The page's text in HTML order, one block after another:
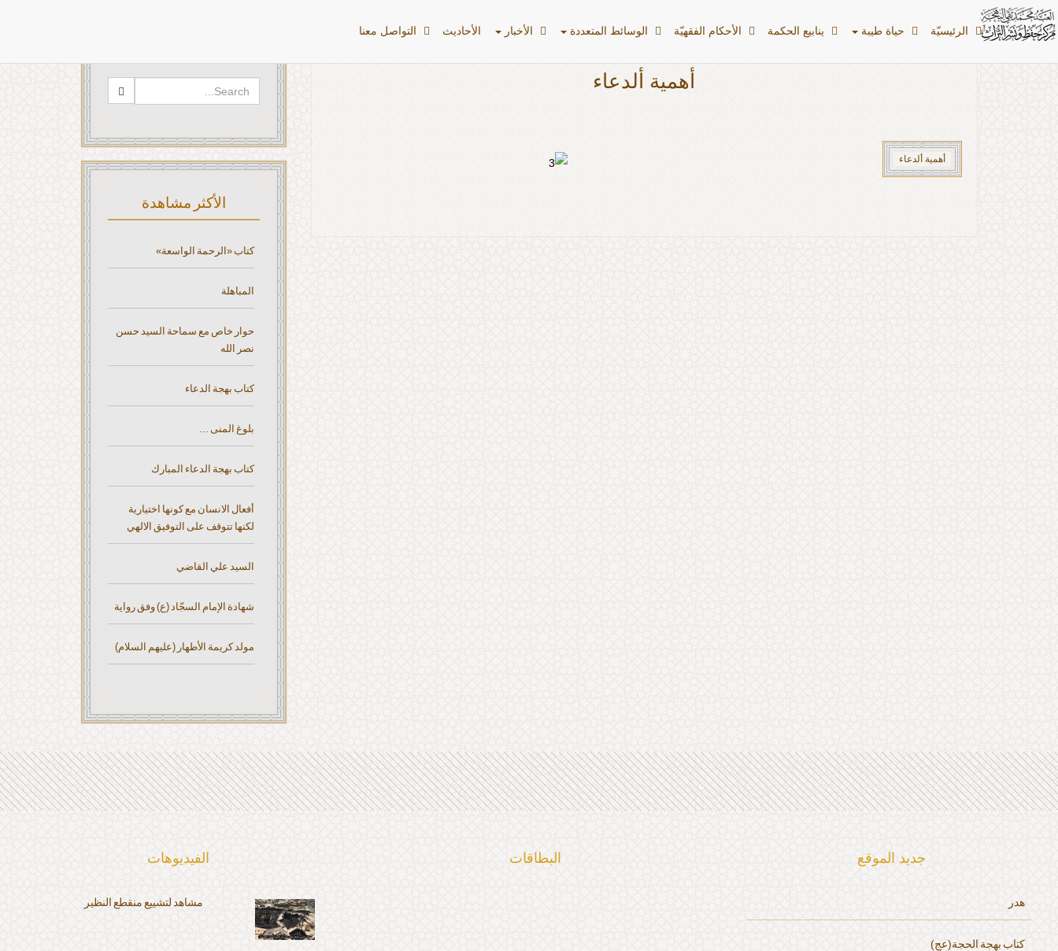
الرئیسیّة حياة طيبة ينابيع الحكمة الأحکام الفقهیّة الوسائط المتعددة الأخبار الأحادیث التواصل معنا
أهمية ألدعاء
أهمية ألدعاء
الأكثر مشاهدة
كتاب «الرحمة الواسعة»
المباهلة
حوار خاص مع سماحة السيد حسن
نصر الله
كتاب بهجة الدعاء
بلوغ المنى ...
كتاب بهجة الدعاء المبارك
أفعال الانسان مع كونها اختيارية
لكنها تتوقف على التوفيق الالهي
السيد علي القاضي
شهادة الإمام السجّاد (ع) وفق رواية
مولد كريمة الأطهار (عليهم السلام)
الفیدیوهات
مشاهد لتشييع منقطع النظير
البطاقات جديد الموقع
هدر
كتاب بهجة الحجة(عج)